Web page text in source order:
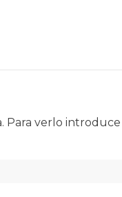
verlo introduce